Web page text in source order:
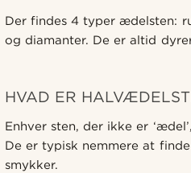
Der findes 4 typer ædelsten:
og diamanter. De er altid
HVAD ER
Enhver sten, der ikke er
De er typisk nemmere at
smykker.